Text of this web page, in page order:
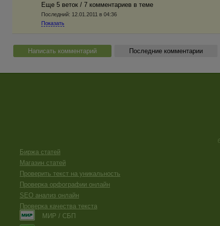
Еще 5 веток / 7 комментариев в темe
Последний: 12.01.2011 в 04:36
Показать
Написать комментарий Последние комментарии
Биржа статей
Магазин статей
Проверить текст на уникальность
Проверка орфографии онлайн
SEO анализ онлайн
Проверка качества текста
МИР / СБП